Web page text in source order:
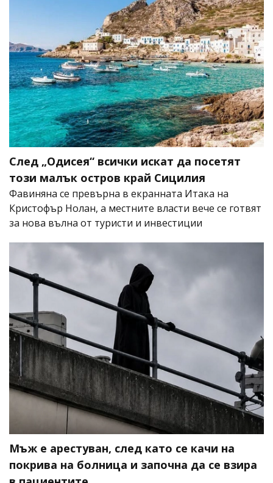
След „Одисея“ всички искат да посетят
този малък остров край Сицилия
Фавиняна се превърна в екранната Итака на
Кристофър Нолан, а местните власти вече се готвят
за нова вълна от туристи и инвестиции
Мъж е арестуван, след като се качи на
покрива на болница и започна да се взира